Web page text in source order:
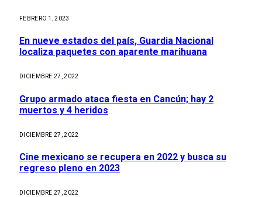
FEBRERO 1, 2023
En nueve estados del país, Guardia Nacional
localiza paquetes con aparente marihuana
DICIEMBRE 27, 2022
Grupo armado ataca fiesta en Cancún; hay 2
muertos y 4 heridos
DICIEMBRE 27, 2022
Cine mexicano se recupera en 2022 y busca su
regreso pleno en 2023
DICIEMBRE 27, 2022